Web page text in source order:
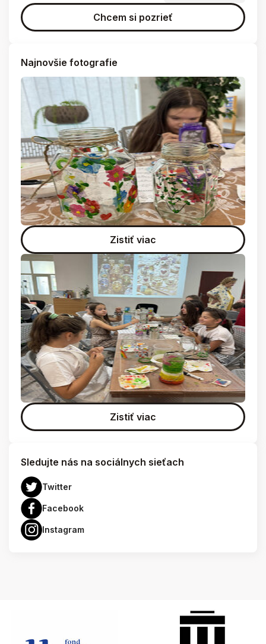
Chcem si pozrieť
Najnovšie fotografie
Zistiť viac
Zistiť viac
Sledujte nás na sociálnych sieťach
Twitter
Facebook
Instagram